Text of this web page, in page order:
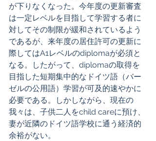
が下りなくなった。今年度の更新審査
は一定レベルを目指して学習する者に
対してその制限が緩和されているよう
であるが、来年度の居住許可の更新に
際してはA1レベルのdiplomaが必須と
なる。したがって、diplomaの取得を
目指した短期集中的なドイツ語（バー
ゼルの公用語）学習が可及的速やかに
必要である。しかしながら、現在の
我々は、子供二人をchild careに預け、
妻が近隣のドイツ語学校に通う経済的
余裕がない。